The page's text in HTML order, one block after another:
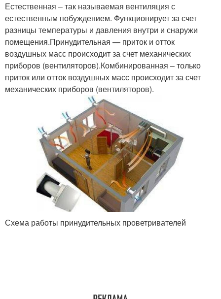
Естественная – так называемая вентиляция с
естественным побуждением. Функционирует за счет
разницы температуры и давления внутри и снаружи
помещения.Принудительная — приток и отток
воздушных масс происходит за счет механических
приборов (вентиляторов).Комбинированная – только
приток или отток воздушных масс происходит за счет
механических приборов (вентиляторов).
Схема работы принудительных проветривателей